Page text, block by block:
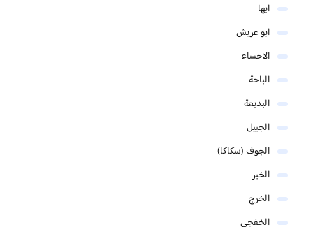
ابها
ابو عريش
الاحساء
الباحة
البديعة
الجبيل
الجوف (سكاكا)
الخبر
الخرج
الخفجي